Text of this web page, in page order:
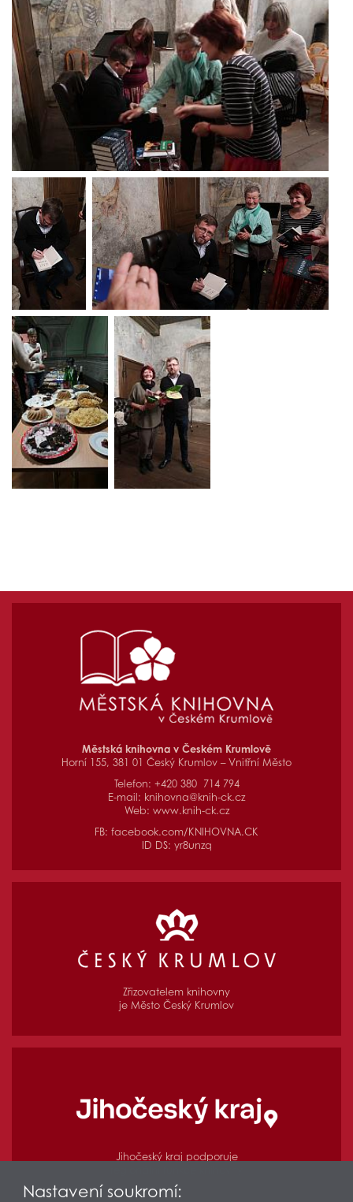
Městská knihovna v Českém Krumlově
Horní 155, 381 01 Český Krumlov – Vnitřní Město
Telefon: +420 380 714 794
E-mail: knihovna@knih-ck.cz
Web: www.knih-ck.cz
FB: facebook.com/KNIHOVNA.CK
ID DS: yr8unzq
Zřizovatelem knihovny
je Město Český Krumlov
Jihočeský kraj podporuje
Nastavení soukromí: